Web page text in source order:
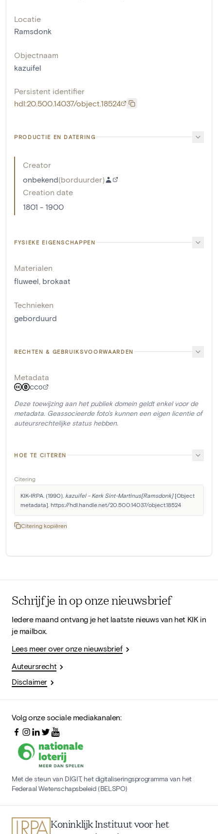
Locatie
Ramsdonk
Objectnaam
kazuifel
Persistent identifier
hdl:20.500.14037/object.18524
PRODUCTIE EN DATERING
Creator
onbekend(borduurder)
Creation date
1801 - 1900
FYSIEKE EIGENSCHAPPEN
Materialen
fluweel brokaat
Technieken
geborduurd
RECHTEN & GEBRUIKSVOORWAARDEN
Metadata
CC0
Deze toewijzing aan het publiek domein geldt enkel voor de
metadata. Geassocieerde foto's kunnen een eigen licentie of
auteursrechtelijke status hebben.
HOE TE CITEREN
Citering
KIK-IRPA. (1990). kazuifel - Kerk Sint-Martinus[Ramsdonk] [Object
metadata]. https://hdl.handle.net/20.500.14037/object.18524
Citering kopiëren
Schrijf je in op onze nieuwsbrief
Iedere maand ontvang je het laatste nieuws van het KIK in
je mailbox.
Lees meer over onze nieuwsbrief
Auteursrecht
Disclaimer
Volg onze sociale mediakanalen:
Met de steun van DIGIT, het digitaliseringsprogramma van het
Federaal Wetenschapsbeleid (BELSPO)
Koninklijk Instituut voor het